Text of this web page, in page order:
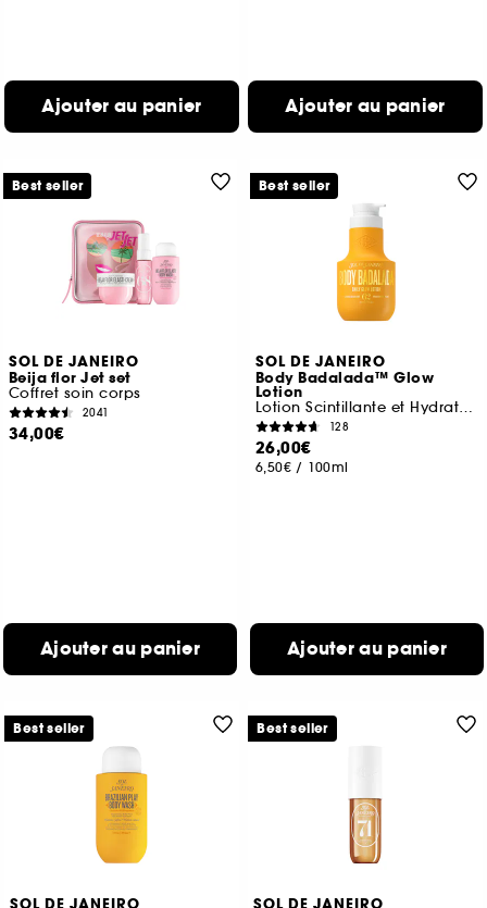
Ajouter au panier Ajouter au panier
SOL DE JANEIRO
Beija flor Jet set
Coffret soin corps
2041
34,00€
Ajouter au panier
Best seller
SOL DE JANEIRO
Body Badalada™ Glow
Lotion
Lotion Scintillante et Hydratante 24h
128
26,00€
6,50€ / 100ml
Ajouter au panier
Best seller
Best seller Best seller